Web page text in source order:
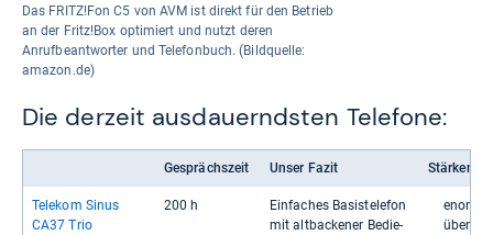
Das FRITZ!Fon C5 von AVM ist direkt für den Betrieb
an der Fritz!Box optimiert und nutzt deren
Anrufbeantworter und Telefonbuch. (Bildquelle:
amazon.de)
Die derzeit ausdauerndsten Telefone:
Gesprächszeit Unser Fazit Stärken
Tele­kom Sinus
CA37 Trio
200 h
Ein­fa­ches Basis­te­le­fon
mit alt­ba­cke­ner Bedie­
über